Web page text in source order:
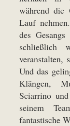
während die
Lauf
des
schließlich
veranstalten,
Und das
Klängen,
Sciarrino
seinem
fantastische